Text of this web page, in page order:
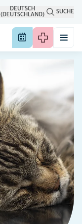
DEUTSCH
(DEUTSCHLAND)
SUCHE